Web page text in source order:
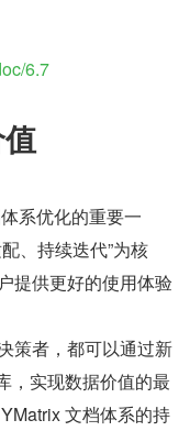
6.7
系优化的重要一
、持续迭代”为核
提供更好的使用体验
策者，都可以通过新
，实现数据价值的最
文档体系的持